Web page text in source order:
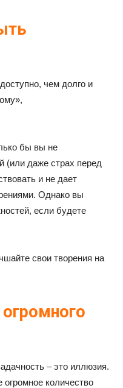
чем долго и
бы вы не
(или даже страх перед
и не дает
Однако вы
если будете
свои творения на
– это иллюзия.
количество